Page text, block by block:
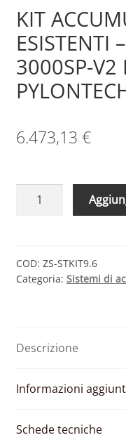
KIT
ESISTENTI
3000SP-V2
6.473,13 €
–
ZCS
E
PYLONTECH
quantità
COD: ZS-STKIT9.6
Categoria: Sistemi di
Descrizione
Informazioni
Schede tecniche